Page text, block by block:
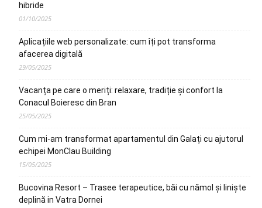
hibride
01/10/2025
Aplicațiile web personalizate: cum îți pot transforma
afacerea digitală
29/05/2025
Vacanța pe care o meriți: relaxare, tradiție și confort la
Conacul Boieresc din Bran
25/05/2025
Cum mi-am transformat apartamentul din Galați cu ajutorul
echipei MonClau Building
15/05/2025
Bucovina Resort – Trasee terapeutice, băi cu nămol și liniște
deplină in Vatra Dornei